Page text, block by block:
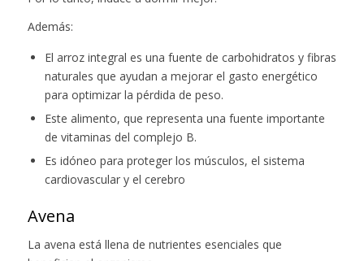
Además:
El arroz integral es una fuente de carbohidratos y fibras
naturales que ayudan a mejorar el gasto energético
para optimizar la pérdida de peso.
Este alimento, que representa una fuente importante
de vitaminas del complejo B.
Es idóneo para proteger los músculos, el sistema
cardiovascular y el cerebro
Avena
La avena está llena de nutrientes esenciales que